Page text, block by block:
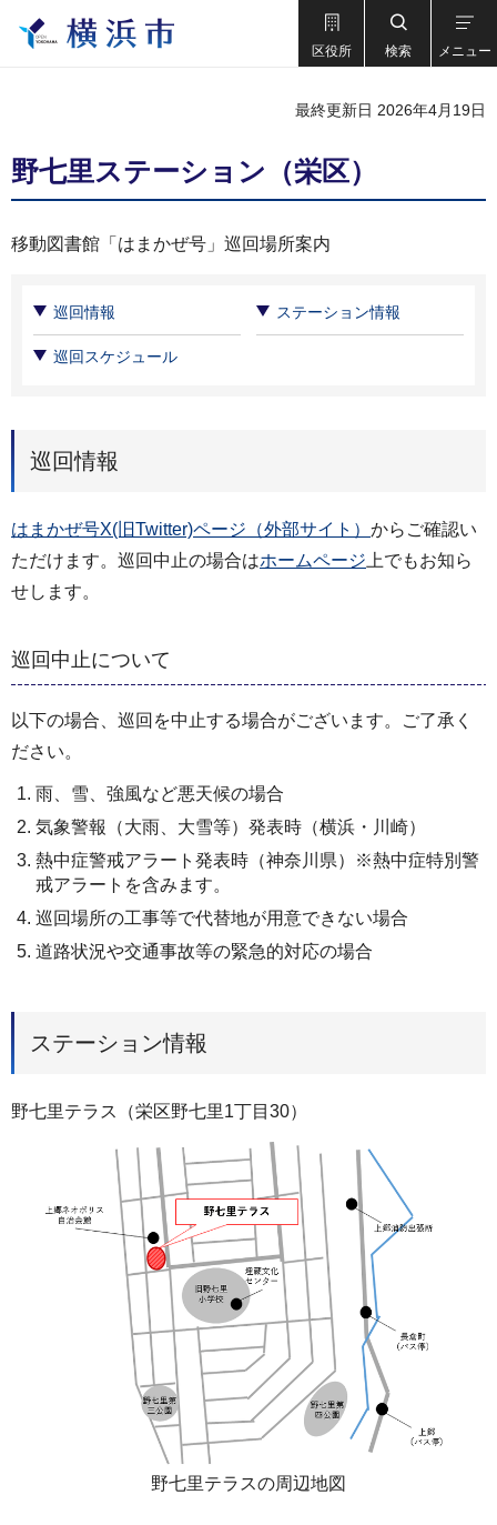
区役所 検索 メニュー
最終更新日 2026年4月19日
野七里ステーション（栄区）
移動図書館「はまかぜ号」巡回場所案内
巡回情報 ステーション情報
巡回スケジュール
巡回情報
はまかぜ号X(旧Twitter)ページ（外部サイト） からご確認い
ただけます。巡回中止の場合はホームページ 上でもお知ら
せします。
巡回中止について
以下の場合、巡回を中止する場合がございます。ご了承く
ださい。
雨、雪、強風など悪天候の場合
気象警報（大雨、大雪等）発表時（横浜・川崎）
熱中症警戒アラート発表時（神奈川県）※熱中症特別警
戒アラートを含みます。
巡回場所の工事等で代替地が用意できない場合
道路状況や交通事故等の緊急的対応の場合
ステーション情報
野七里テラス（栄区野七里1丁目30）
野七里テラスの周辺地図